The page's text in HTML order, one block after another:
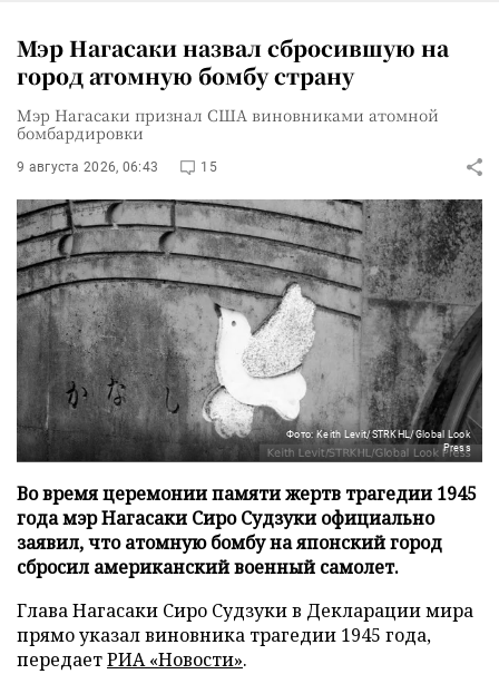
Мэр Нагасаки назвал сбросившую на
город атомную бомбу страну
Мэр Нагасаки признал США виновниками атомной
бомбардировки
9 августа 2026, 06:43 15
Фото: Keith Levit/STRKHL/Global Look
Press
Во время церемонии памяти жертв трагедии 1945
года мэр Нагасаки Сиро Судзуки официально
заявил, что атомную бомбу на японский город
сбросил американский военный самолет.
Глава Нагасаки Сиро Судзуки в Декларации мира
прямо указал виновника трагедии 1945 года,
передаетРИА «Новости».